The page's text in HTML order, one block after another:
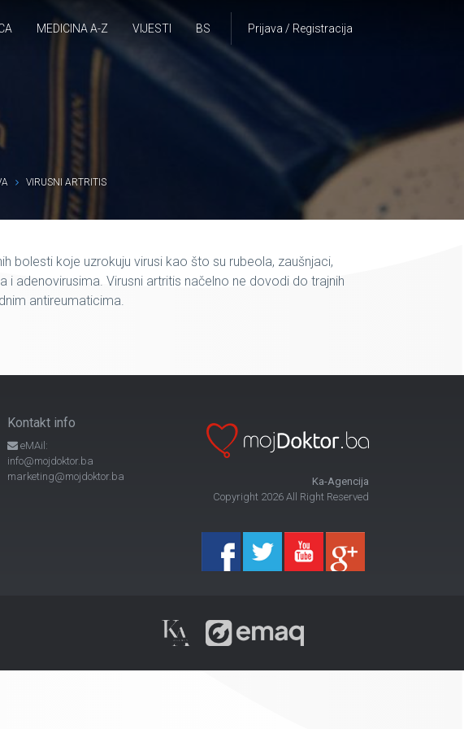
Prijava / Registracija
MEDICINA A-Z VIJESTI BS
VIRUSNI ARTRITIS
bolesti koje uzrokuju virusi kao što su rubeola, zaušnjaci,
adenovirusima. Virusni artritis načelno ne dovodi do trajnih
antireumaticima.
Kontakt info
eMAil:
info@mojdoktor.ba
marketing@mojdoktor.ba
Ka-Agencija
Copyright 2026 All Right Reserved